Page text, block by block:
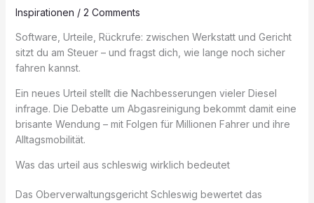
Inspirationen / 2 Comments
Software, Urteile, Rückrufe: zwischen Werkstatt und Gericht
sitzt du am Steuer – und fragst dich, wie lange noch sicher
fahren kannst.
Ein neues Urteil stellt die Nachbesserungen vieler Diesel
infrage. Die Debatte um Abgasreinigung bekommt damit eine
brisante Wendung – mit Folgen für Millionen Fahrer und ihre
Alltagsmobilität.
Was das urteil aus schleswig wirklich bedeutet
Das Oberverwaltungsgericht Schleswig bewertet das